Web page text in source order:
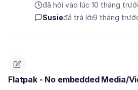
đã hỏi vào lúc 10 tháng
Susieđã trả lời9 tháng
Flatpak - No embedded Media/